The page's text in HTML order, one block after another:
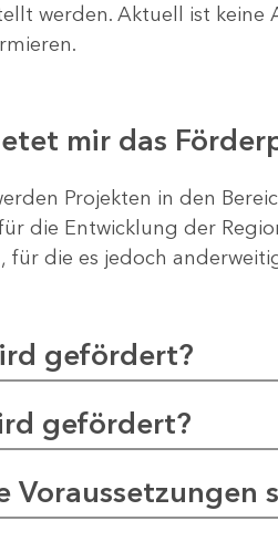
werden. Aktuell ist keine
mir das
Projekten in den
die Entwicklung der
für die es jedoch
gefördert?
gefördert?
Voraussetzungen